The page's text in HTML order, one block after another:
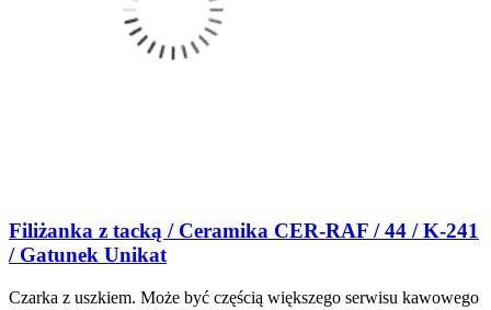
Filiżanka z tacką / Ceramika CER-RAF / 44 / K-241
/ Gatunek Unikat
Czarka z uszkiem. Może być częścią większego serwisu kawowego